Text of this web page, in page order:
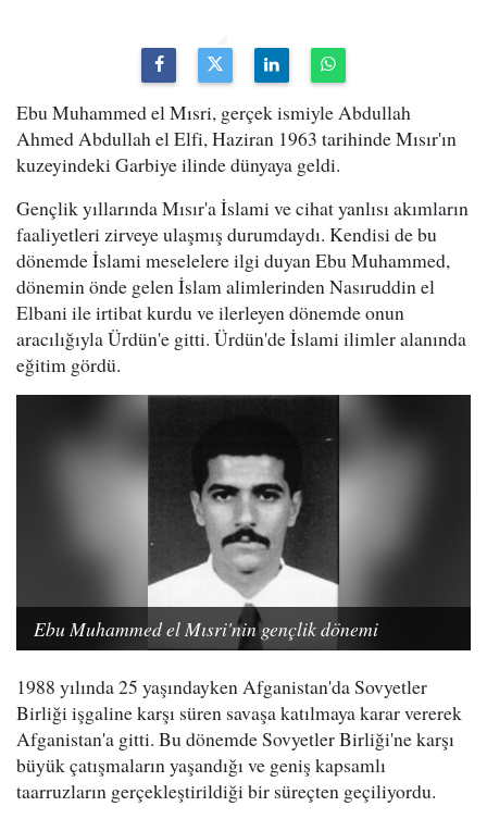
Ebu Muhammed el Mısri, gerçek ismiyle Abdullah
Ahmed Abdullah el Elfi, Haziran 1963 tarihinde Mısır'ın
kuzeyindeki Garbiye ilinde dünyaya geldi.
Gençlik yıllarında Mısır'a İslami ve cihat yanlısı akımların
faaliyetleri zirveye ulaşmış durumdaydı. Kendisi de bu
dönemde İslami meselelere ilgi duyan Ebu Muhammed,
dönemin önde gelen İslam alimlerinden Nasıruddin el
Elbani ile irtibat kurdu ve ilerleyen dönemde onun
aracılığıyla Ürdün'e gitti. Ürdün'de İslami ilimler alanında
eğitim gördü.
Ebu Muhammed el Mısri'nin gençlik dönemi
1988 yılında 25 yaşındayken Afganistan'da Sovyetler
Birliği işgaline karşı süren savaşa katılmaya karar vererek
Afganistan'a gitti. Bu dönemde Sovyetler Birliği'ne karşı
büyük çatışmaların yaşandığı ve geniş kapsamlı
taarruzların gerçekleştirildiği bir süreçten geçiliyordu.